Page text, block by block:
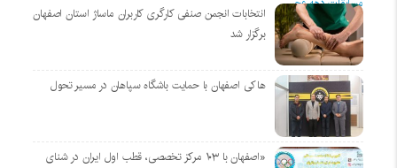
انتخابات انجمن صنفی کارگری کاربران ماساژ استان اصفهان
برگزار شد
هاکی اصفهان با حمایت باشگاه سپاهان در مسیر تحول
«اصفهان با ۱۰۳ مرکز تخصصی، قطب اول ایران در شنای